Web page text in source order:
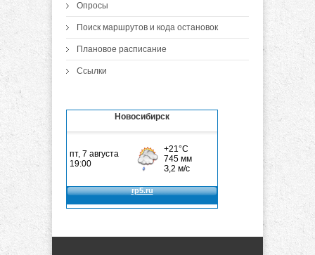
Опросы
Поиск маршрутов и кода остановок
Плановое расписание
Ссылки
Новосибирск